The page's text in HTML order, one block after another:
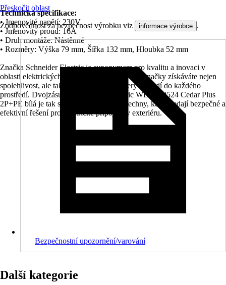
Technická specifikace:
• Jmenovité napětí: 230V
• Jmenovitý proud: 16A
• Druh montáže: Nástěnné
• Rozměry: Výška 79 mm, Šířka 132 mm, Hloubka 52 mm
Značka Schneider Electric je synonymem pro kvalitu a inovaci v
oblasti elektrických zařízení. S produkty této značky získáváte nejen
spolehlivost, ale také moderní design, který se hodí do každého
prostředí. Dvojzásuvka Schneider Electric WDE000524 Cedar Plus
2P+PE bílá je tak skvělou volbou pro všechny, kteří hledají bezpečné a
efektivní řešení pro elektrické připojení v exteriéru.
Přeskočit oblast
Zodpovědnost za bezpečnost výrobku viz informace výrobce .
Bezpečnostní upozornění/varování
Další kategorie